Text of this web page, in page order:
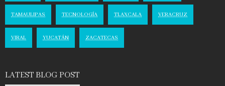
TAMAULIPAS TECNOLOGÍA TLAXCALA VERACRUZ
VIRAL YUCATÁN ZACATECAS
LATEST BLOG POST